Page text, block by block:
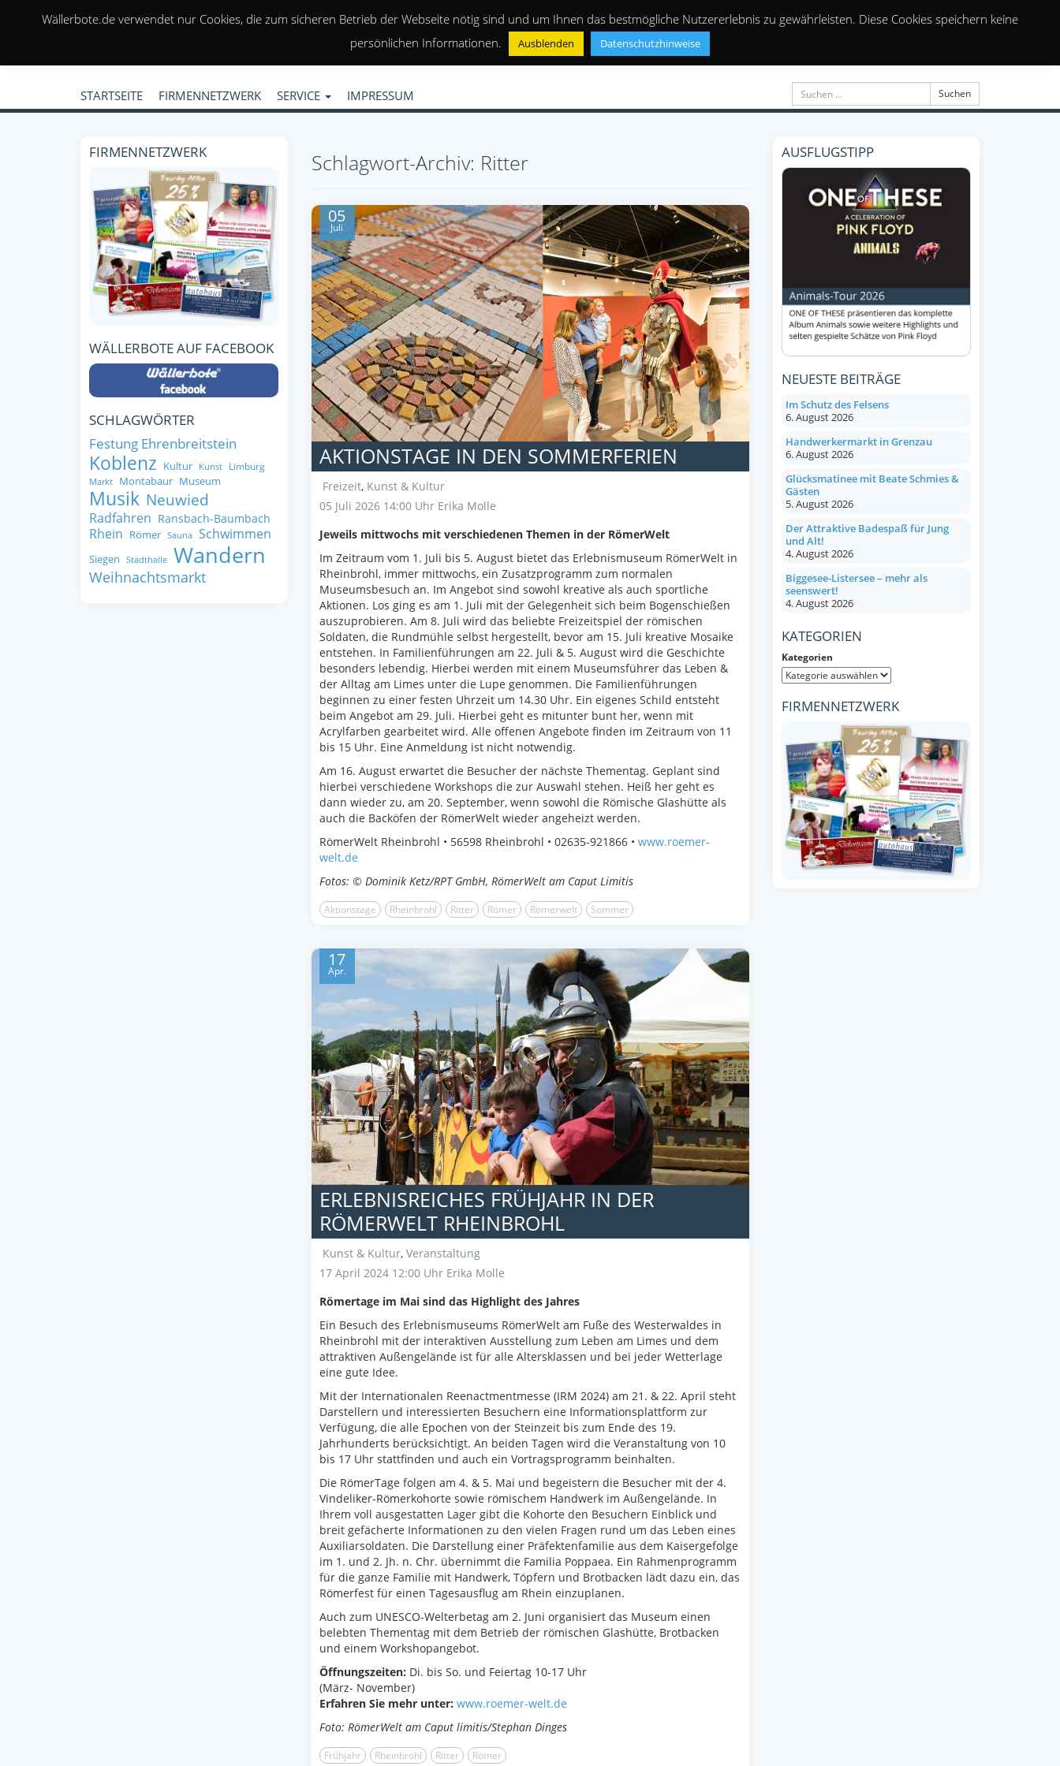
STARTSEITE FIRMENNETZWERK SERVICE IMPRESSUM Suchen
Schlagwort-Archiv: Ritter
05
Juli
AKTIONSTAGE IN DEN SOMMERFERIEN
Freizeit, Kunst & Kultur
05 Juli 2026 14:00 Uhr Erika Molle
Jeweils mittwochs mit verschiedenen Themen in der RömerWelt
Im Zeitraum vom 1. Juli bis 5. August bietet das Erlebnismuseum RömerWelt in
Rheinbrohl, immer mittwochs, ein Zusatzprogramm zum normalen
Museumsbesuch an. Im Angebot sind sowohl kreative als auch sportliche
Aktionen. Los ging es am 1. Juli mit der Gelegenheit sich beim Bogenschießen
auszuprobieren. Am 8. Juli wird das beliebte Freizeitspiel der römischen
Soldaten, die Rundmühle selbst hergestellt, bevor am 15. Juli kreative Mosaike
entstehen. In Familienführungen am 22. Juli & 5. August wird die Geschichte
besonders lebendig. Hierbei werden mit einem Museumsführer das Leben &
der Alltag am Limes unter die Lupe genommen. Die Familienführungen
beginnen zu einer festen Uhrzeit um 14.30 Uhr. Ein eigenes Schild entsteht
beim Angebot am 29. Juli. Hierbei geht es mitunter bunt her, wenn mit
Acrylfarben gearbeitet wird. Alle offenen Angebote finden im Zeitraum von 11
bis 15 Uhr. Eine Anmeldung ist nicht notwendig.
Am 16. August erwartet die Besucher der nächste Thementag. Geplant sind
hierbei verschiedene Workshops die zur Auswahl stehen. Heiß her geht es
dann wieder zu, am 20. September, wenn sowohl die Römische Glashütte als
auch die Backöfen der RömerWelt wieder angeheizt werden.
RömerWelt Rheinbrohl • 56598 Rheinbrohl • 02635-921866 • www.roemer-
welt.de
Fotos: © Dominik Ketz/RPT GmbH, RömerWelt am Caput Limitis
Aktionstage Rheinbrohl Ritter Römer Römerwelt Sommer
17
Apr.
ERLEBNISREICHES FRÜHJAHR IN DER
RÖMERWELT RHEINBROHL
Kunst & Kultur, Veranstaltung
17 April 2024 12:00 Uhr Erika Molle
Römertage im Mai sind das Highlight des Jahres
Ein Besuch des Erlebnismuseums RömerWelt am Fuße des Westerwaldes in
Rheinbrohl mit der interaktiven Ausstellung zum Leben am Limes und dem
attraktiven Außengelände ist für alle Altersklassen und bei jeder Wetterlage
eine gute Idee.
Mit der Internationalen Reenactmentmesse (IRM 2024) am 21. & 22. April steht
Darstellern und interessierten Besuchern eine Informationsplattform zur
Verfügung, die alle Epochen von der Steinzeit bis zum Ende des 19.
Jahrhunderts berücksichtigt. An beiden Tagen wird die Veranstaltung von 10
bis 17 Uhr stattfinden und auch ein Vortragsprogramm beinhalten.
Die RömerTage folgen am 4. & 5. Mai und begeistern die Besucher mit der 4.
Vindeliker-Römerkohorte sowie römischem Handwerk im Außengelände. In
Ihrem voll ausgestatten Lager gibt die Kohorte den Besuchern Einblick und
breit gefächerte Informationen zu den vielen Fragen rund um das Leben eines
Auxiliarsoldaten. Die Darstellung einer Präfektenfamilie aus dem Kaisergefolge
im 1. und 2. Jh. n. Chr. übernimmt die Familia Poppaea. Ein Rahmenprogramm
für die ganze Familie mit Handwerk, Töpfern und Brotbacken lädt dazu ein, das
Römerfest für einen Tagesausflug am Rhein einzuplanen.
Auch zum UNESCO-Welterbetag am 2. Juni organisiert das Museum einen
belebten Thementag mit dem Betrieb der römischen Glashütte, Brotbacken
und einem Workshopangebot.
Öffnungszeiten: Di. bis So. und Feiertag 10-17 Uhr
(März- November)
Erfahren Sie mehr unter: www.roemer-welt.de
Foto: RömerWelt am Caput limitis/Stephan Dinges
Frühjahr Rheinbrohl Ritter Römer
FIRMENNETZWERK
WÄLLERBOTE AUF FACEBOOK
SCHLAGWÖRTER
Festung Ehrenbreitstein
Koblenz Kultur Kunst Limburg
Markt Montabaur Museum
Musik Neuwied
Radfahren Ransbach-Baumbach
Rhein Römer Sauna Schwimmen
Siegen Stadthalle Wandern
Weihnachtsmarkt
AUSFLUGSTIPP
NEUESTE BEITRÄGE
Im Schutz des Felsens
6. August 2026
Handwerkermarkt in Grenzau
6. August 2026
Glücksmatinee mit Beate Schmies &
Gästen
5. August 2026
Der Attraktive Badespaß für Jung
und Alt!
4. August 2026
Biggesee-Listersee – mehr als
seenswert!
4. August 2026
KATEGORIEN
Kategorien
FIRMENNETZWERK
Wällerbote.de verwendet nur Cookies, die zum sicheren Betrieb der Webseite nötig sind und um Ihnen das bestmögliche Nutzererlebnis zu gewährleisten. Diese Cookies speichern keine
persönlichen Informationen.
Ausblenden Datenschutzhinweise